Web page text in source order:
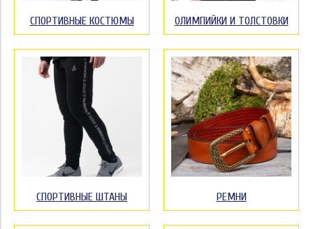
СПОРТИВНЫЕ КОСТЮМЫ ОЛИМПИЙКИ И ТОЛСТОВКИ
СПОРТИВНЫЕ ШТАНЫ РЕМНИ